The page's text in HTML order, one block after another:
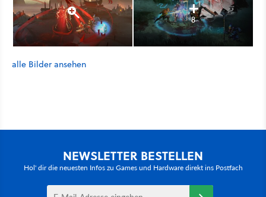
8
alle Bilder ansehen
NEWSLETTER BESTELLEN
Hol' dir die neuesten Infos zu Games und Hardware direkt ins Postfach